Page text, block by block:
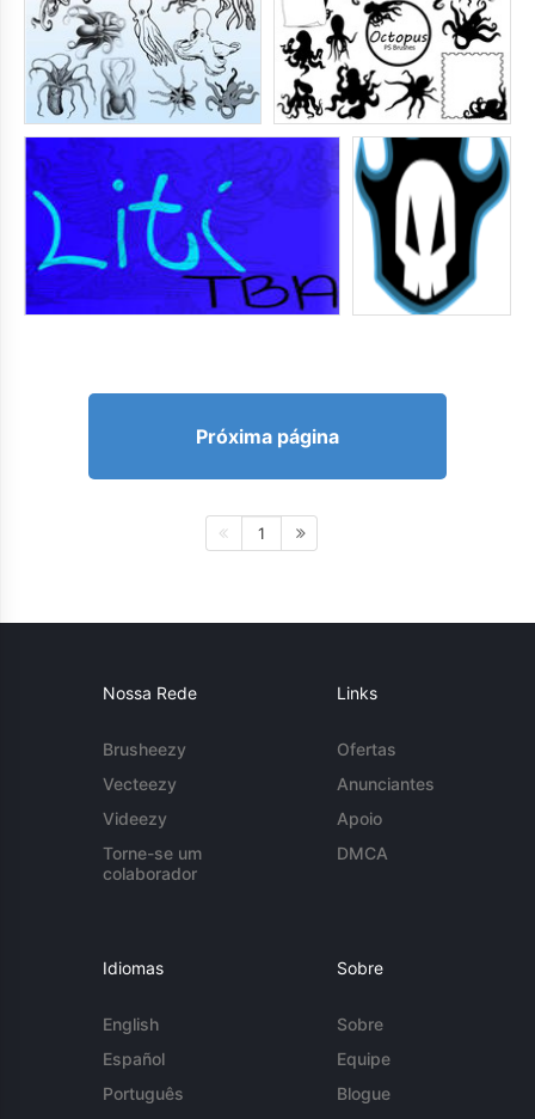
Próxima página
1
Nossa Rede
Brusheezy
Vecteezy
Videezy
Torne-se um
colaborador
Links
Ofertas
Anunciantes
Apoio
DMCA
Idiomas
English
Español
Português
Sobre
Sobre
Equipe
Blogue